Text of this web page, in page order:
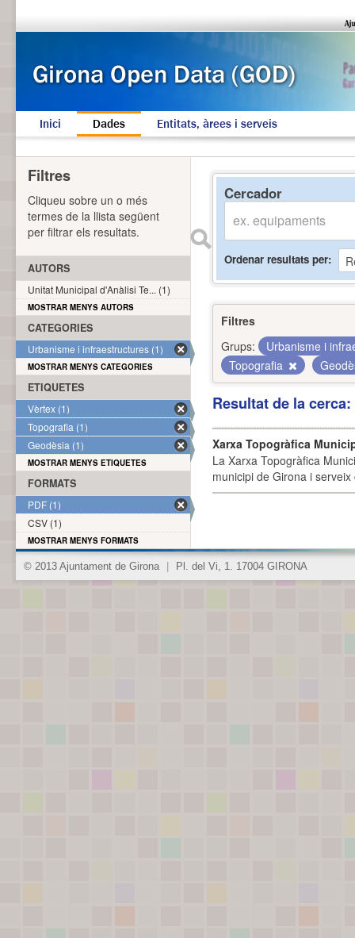
Inici Dades Entitats, àrees i serveis
Cercador
Ordenar resultats per
Filtres
Grups:
Urbanisme i
Topografia
Resultat de la
Xarxa Topogràfica
La Xarxa Topogràfica
municipi de Girona i
Filtres
Cliqueu sobre un o més
termes de la llista següent
per filtrar els resultats.
AUTORS
Unitat Municipal d'Anàlisi Te... (1)
MOSTRAR MENYS AUTORS
CATEGORIES
Urbanisme i infraestructures (1)
MOSTRAR MENYS CATEGORIES
ETIQUETES
Vèrtex (1)
Topografia (1)
Geodèsia (1)
MOSTRAR MENYS ETIQUETES
FORMATS
PDF (1)
CSV (1)
MOSTRAR MENYS FORMATS
© 2013 Ajuntament de Girona Pl. del Vi, 1. 17004 GIRONA